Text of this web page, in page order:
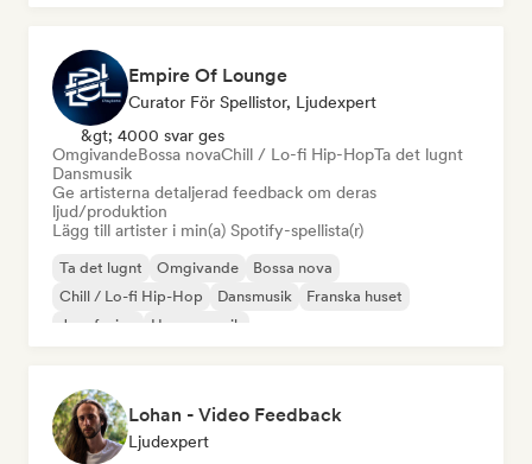
Empire Of Lounge
Curator För Spellistor, Ljudexpert
&gt; 4000 svar ges
OmgivandeBossa novaChill / Lo-fi Hip-HopTa det lugnt
Dansmusik
Ge artisterna detaljerad feedback om deras
ljud/produktion
Lägg till artister i min(a) Spotify-spellista(r)
Ta det lugnt Omgivande
Bossa nova
Chill / Lo-fi Hip-Hop
Dansmusik
Franska huset
Jazz fusion
House-musik
Lohan - Video Feedback
Ljudexpert